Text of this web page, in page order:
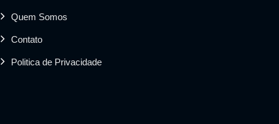
Quem Somos
Contato
Politica de Privacidade